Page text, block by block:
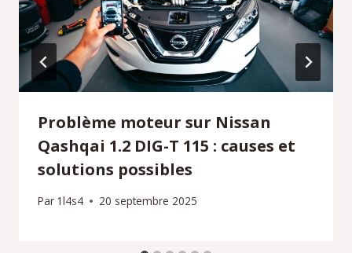
Problème moteur sur Nissan
Qashqai 1.2 DIG-T 115 : causes et
solutions possibles
Par 1l4s4 20 septembre 2025